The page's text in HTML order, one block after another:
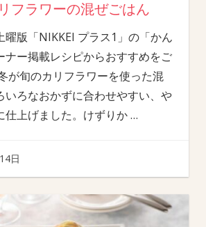
フラワーの混ぜごはん
曜版「NIKKEI プラス1」の「かん
ナー掲載レシピからおすすめをご
が旬のカリフラワーを使った混
いろなおかずに合わせやすい、や
仕上げました。けずりか…
日